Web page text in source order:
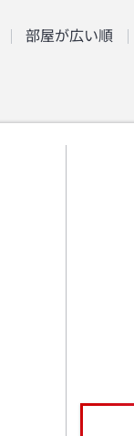
部屋が広い順